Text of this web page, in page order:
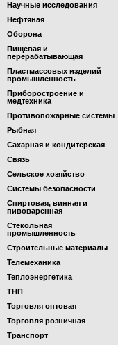
Научные исследования
Нефтяная
Оборона
Пищевая и
перерабатывающая
Пластмассовых изделий
промышленность
Приборостроение и
медтехника
Противопожарные системы
Рыбная
Сахарная и кондитерская
Связь
Сельское хозяйство
Системы безопасности
Спиртовая, винная и
пивоваренная
Стекольная
промышленность
Строительные материалы
Телемеханика
Теплоэнергетика
ТНП
Торговля оптовая
Торговля розничная
Транспорт